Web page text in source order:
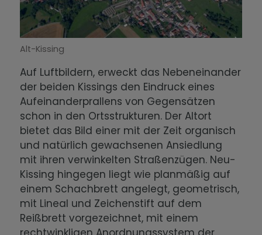
Der Wandel im 20. Jahrhundert
Integration und Glaube
Die Kissinger Bevölkerung heute
Alt-Kissing
Auf Luftbildern, erweckt das Nebeneinander
der beiden Kissings den Eindruck eines
Aufeinanderprallens von Gegensätzen
schon in den Ortsstrukturen. Der Altort
bietet das Bild einer mit der Zeit organisch
und natürlich gewachsenen Ansiedlung
mit ihren verwinkelten Straßenzügen. Neu-
Kissing hingegen liegt wie planmäßig auf
einem Schachbrett angelegt, geometrisch,
mit Lineal und Zeichenstift auf dem
Reißbrett vorgezeichnet, mit einem